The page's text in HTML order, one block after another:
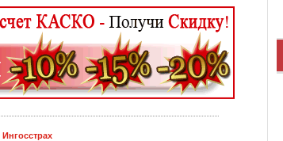
Ингосстрах